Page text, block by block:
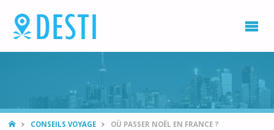
voyage
destination
vacances
HOMECONSEILS VOYAGE OÙ PASSER NOËL EN FRANCE ?